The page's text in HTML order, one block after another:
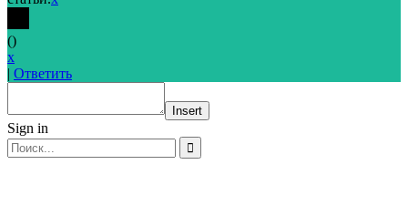
()
x
| Ответить
Insert
Sign in